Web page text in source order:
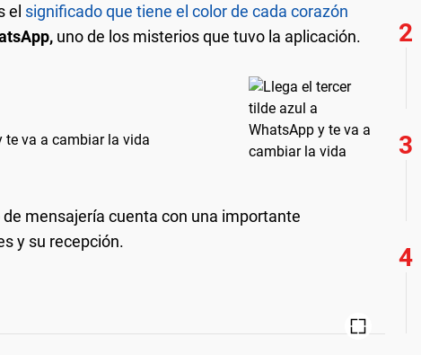
el significado que tiene el color de cada corazón
uno de los misterios que tuvo la aplicación.
te va a cambiar la vida
mensajería cuenta con una importante
y su recepción.